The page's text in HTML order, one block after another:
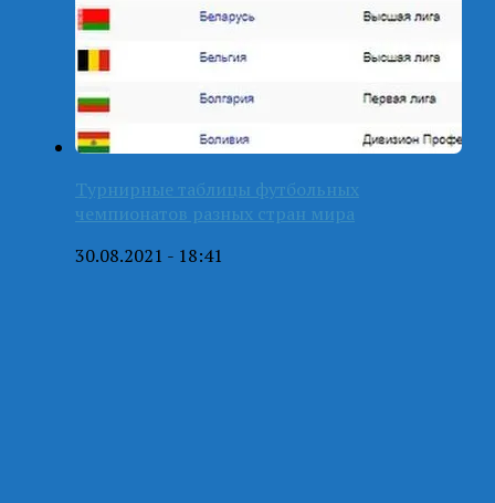
Турнирные таблицы футбольных
чемпионатов разных стран мира
30.08.2021 - 18:41